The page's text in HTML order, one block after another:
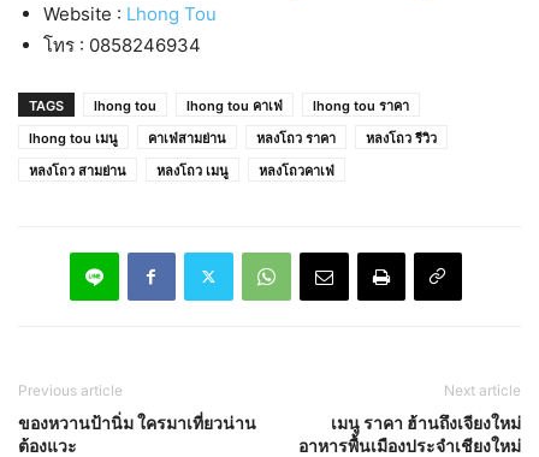
Website : Lhong Tou
โทร : 0858246934
TAGS lhong tou lhong tou คาเฟ่
lhong tou ราคา
lhong tou เมนู
คาเฟ่สามย่าน หลงโถว ราคา
หลงโถว รีวิว
หลงโถว สามย่าน
หลงโถว เมนู หลงโถวคาเฟ่
Previous article
ของหวานป้านิ่ม ใครมาเที่ยวน่าน
ต้องแวะ
Next article
เมนู ราคา ฮ้านถึงเจียงใหม่
อาหารพื้นเมืองประจำเชียงใหม่